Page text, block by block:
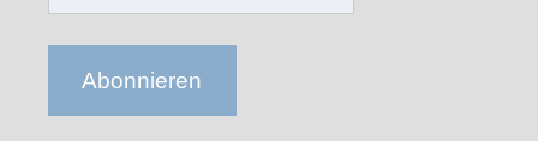
Abonnieren